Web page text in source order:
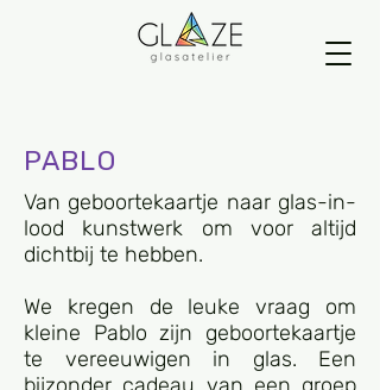
PABLO
Van geboortekaartje naar glas-in-
lood kunstwerk om voor altijd
dichtbij te hebben.
We kregen de leuke vraag om
kleine Pablo zijn geboortekaartje
te vereeuwigen in glas. Een